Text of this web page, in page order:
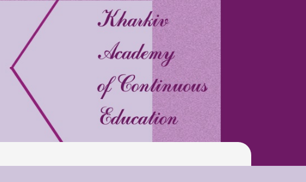
Latter match class
Swimming Lessons at New
Pool
Way
New Friends Everyday at